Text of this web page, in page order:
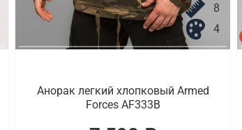
8
4
Анорак легкий хлопковый Armed
Forces AF333B